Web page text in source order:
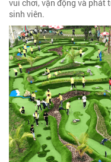
vui chơi, vận động và phát
sinh viên.